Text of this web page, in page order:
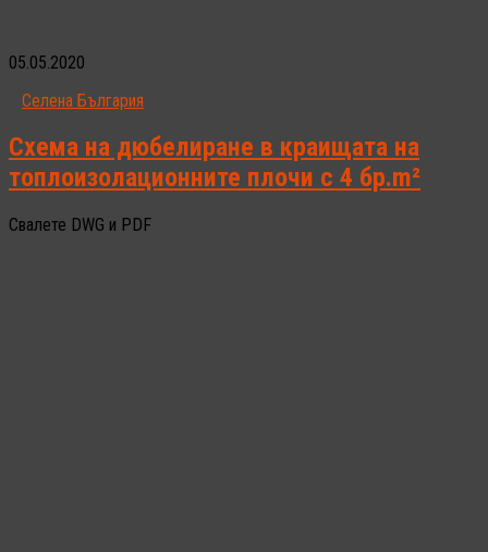
05.05.2020
Селена България
Схема на дюбелиране в краищата на
топлоизолационните плочи с 4 бр.m²
Свалете DWG и PDF